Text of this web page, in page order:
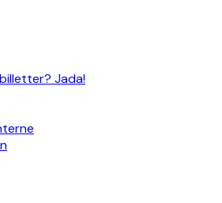
Jada!